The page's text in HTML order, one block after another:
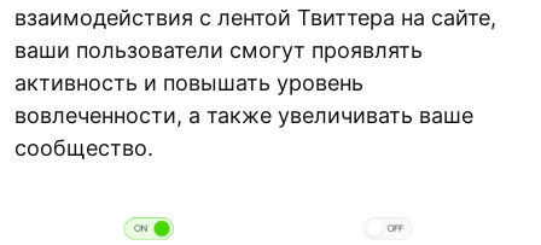
взаимодействия с лентой Твиттера на сайте,
ваши пользователи смогут проявлять
активность и повышать уровень
вовлеченности, а также увеличивать ваше
сообщество.